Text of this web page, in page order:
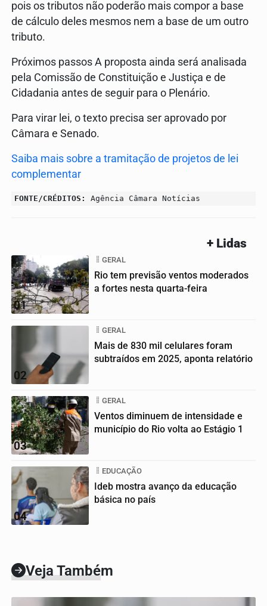
pois os tributos não poderão mais compor a base
de cálculo deles mesmos nem a base de um outro
tributo.
Próximos passos A proposta ainda será analisada
pela Comissão de Constituição e Justiça e de
Cidadania antes de seguir para o Plenário.
Para virar lei, o texto precisa ser aprovado por
Câmara e Senado.
Saiba mais sobre a tramitação de projetos de lei
complementar
FONTE/CRÉDITOS: Agência Câmara Notícias
+ Lidas
01
GERAL
Rio tem previsão ventos moderados
a fortes nesta quarta-feira
02
GERAL
Mais de 830 mil celulares foram
subtraídos em 2025, aponta relatório
03
GERAL
Ventos diminuem de intensidade e
município do Rio volta ao Estágio 1
04
EDUCAÇÃO
Ideb mostra avanço da educação
básica no país
Veja Também